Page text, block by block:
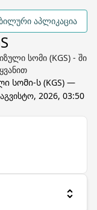
აპლიკაცია
სომი (KGS) - ში
სომი-ს (KGS) —
2026, 03:50